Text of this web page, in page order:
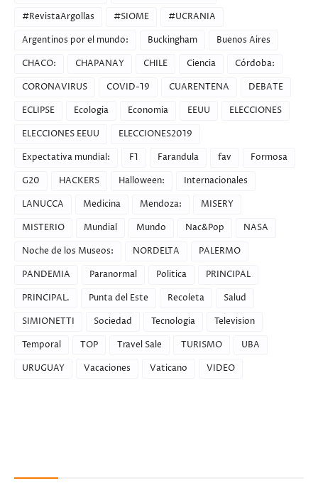
#RevistaArgollas
#SIOME
#UCRANIA
Argentinos por el mundo:
Buckingham
Buenos Aires
CHACO:
CHAPANAY CHILE Ciencia
Córdoba:
CORONAVIRUS
COVID-19 CUARENTENA
DEBATE
ECLIPSE
Ecologia Economia EEUU
ELECCIONES
ELECCIONES EEUU
ELECCIONES2019
Expectativa mundial:
F1 Farandula fav
Formosa
G20
HACKERS Halloween:
Internacionales
LANUCCA
Medicina Mendoza:
MISERY
MISTERIO
Mundial Mundo Nac&Pop
NASA
Noche de los Museos:
NORDELTA
PALERMO
PANDEMIA
Paranormal Politica
PRINCIPAL
PRINCIPAL.
Punta del Este Recoleta
Salud
SIMIONETTI
Sociedad Tecnologia
Television
Temporal
TOP Travel Sale TURISMO
UBA
URUGUAY
Vacaciones Vaticano VIDEO